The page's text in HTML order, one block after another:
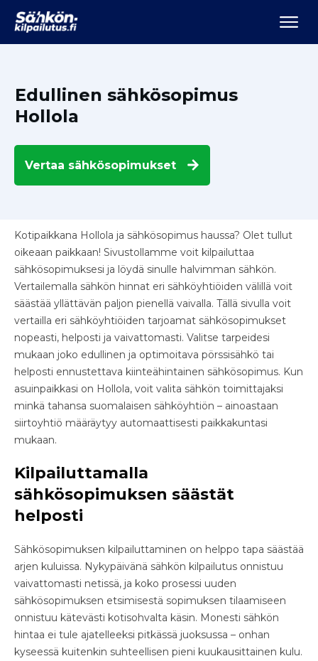
Edullinen sähkösopimus
Hollola
Vertaa sähkösopimukset
Kotipaikkana Hollola ja sähkösopimus haussa? Olet tullut
oikeaan paikkaan! Sivustollamme voit kilpailuttaa
sähkösopimuksesi ja löydä sinulle halvimman sähkön.
Vertailemalla sähkön hinnat eri sähköyhtiöiden välillä voit
säästää yllättävän paljon pienellä vaivalla. Tällä sivulla voit
vertailla eri sähköyhtiöiden tarjoamat sähkösopimukset
nopeasti, helposti ja vaivattomasti. Valitse tarpeidesi
mukaan joko edullinen ja optimoitava pörssisähkö tai
helposti ennustettava kiinteähintainen sähkösopimus. Kun
asuinpaikkasi on Hollola, voit valita sähkön toimittajaksi
minkä tahansa suomalaisen sähköyhtiön – ainoastaan
siirtoyhtiö määräytyy automaattisesti paikkakuntasi
mukaan.
Kilpailuttamalla
sähkösopimuksen säästät
helposti
Sähkösopimuksen kilpailuttaminen on helppo tapa säästää
arjen kuluissa. Nykypäivänä sähkön kilpailutus onnistuu
vaivattomasti netissä, ja koko prosessi uuden
sähkösopimuksen etsimisestä sopimuksen tilaamiseen
onnistuu kätevästi kotisohvalta käsin. Monesti sähkön
hintaa ei tule ajatelleeksi pitkässä juoksussa – onhan
kyseessä kuitenkin suhteellisen pieni kuukausittainen kulu.